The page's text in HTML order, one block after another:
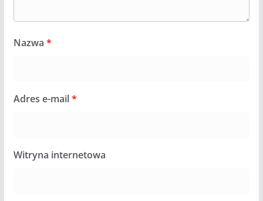
Nazwa *
Adres e-mail*
Witryna internetowa